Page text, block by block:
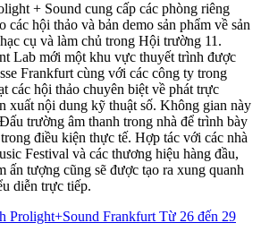
+ Sound cung cấp các phòng riêng
các hội thảo và bản demo sản phẩm về sản
cụ và làm chủ trong Hội trường 11.
Lab mới một khu vực thuyết trình được
Frankfurt cùng với các công ty trong
các hội thảo chuyên biệt về phát trực
xuất nội dung kỹ thuật số. Không gian này
trường âm thanh trong nhà để trình bày
điều kiện thực tế. Hợp tác với các nhà
Festival và các thương hiệu hàng đầu,
ấn tượng cũng sẽ được tạo ra xung quanh
diễn trực tiếp.